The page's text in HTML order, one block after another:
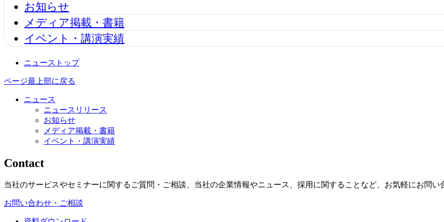
お知らせ
メディア掲載・書籍
イベント・講演実績
ニューストップ
ページ最上部に戻る
ニュース
ニュースリリース
お知らせ
メディア掲載・書籍
イベント・講演実績
Contact
当社のサービスやセミナーに関するご質問・ご相談、当社の企業情報やニュース、採用に関することなど、お気軽にお問い
お問い合わせ・ご相談